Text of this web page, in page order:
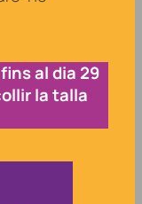
al dia 29
la talla